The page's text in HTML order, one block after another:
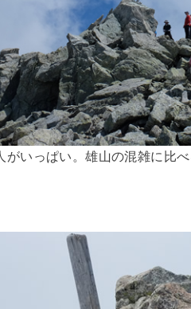
がいっぱい。雄山の混雑に比